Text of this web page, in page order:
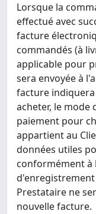
Lorsque la
effectué avec
facture
commandés (à
applicable pour
sera envoyée à
facture
acheter, le mode
paiement pour
appartient au
données utiles
conformément à
Prestataire ne
nouvelle facture.